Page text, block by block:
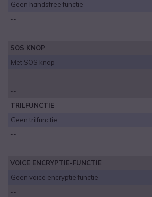
Geen handsfree functie
--
--
SOS KNOP
Met SOS knop
--
--
TRILFUNCTIE
Geen trilfunctie
--
--
VOICE ENCRYPTIE-FUNCTIE
Geen voice encryptie functie
--